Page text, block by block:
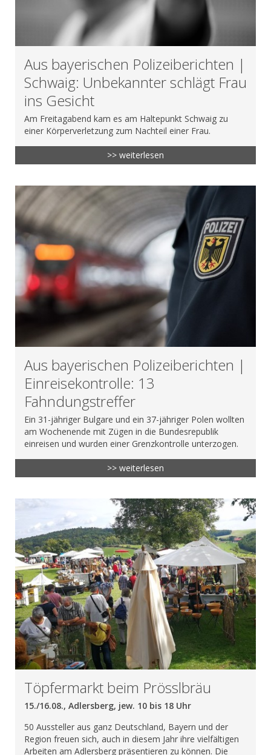
Aus bayerischen Polizeiberichten |
Schwaig: Unbekannter schlägt Frau
ins Gesicht
Am Freitagabend kam es am Haltepunkt Schwaig zu
einer Körperverletzung zum Nachteil einer Frau.
>> weiterlesen
Aus bayerischen Polizeiberichten |
Einreisekontrolle: 13
Fahndungstreffer
Ein 31-jähriger Bulgare und ein 37-jähriger Polen wollten
am Wochenende mit Zügen in die Bundesrepublik
einreisen und wurden einer Grenzkontrolle unterzogen.
>> weiterlesen
Töpfermarkt beim Prösslbräu
15./16.08., Adlersberg, jew. 10 bis 18 Uhr
50 Aussteller aus ganz Deutschland, Bayern und der
Region freuen sich, auch in diesem Jahr ihre vielfältigen
Arbeiten am Adlersberg präsentieren zu können. Die